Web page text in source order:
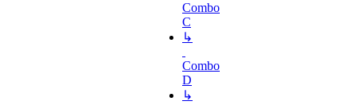
Combo
C
↳
Combo
D
↳